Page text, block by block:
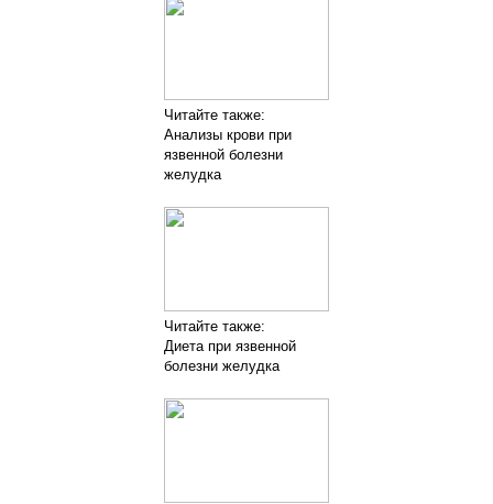
Читайте также:
Анализы крови при
язвенной болезни
желудка
Читайте также:
Диета при язвенной
болезни желудка